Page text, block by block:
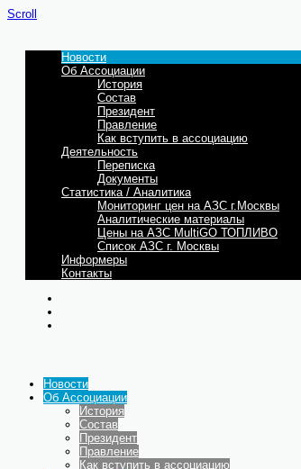
Scroll
Новости
Об Ассоциации
История
Состав
Президент
Правление
Как вступить в ассоциацию
Деятельность
Переписка
Документы
Статистика / Аналитика
Мониторинг цен на АЗС г.Москвы
Аналитические материалы
Цены на АЗС MultiGO ТОПЛИВО
Список АЗС г. Москвы
Информеры
Контакты
Новости
Об Ассоциации
История
Состав
Президент
Правление
Как вступить в ассоциацию